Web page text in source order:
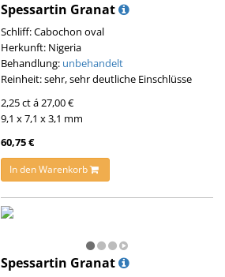
Spessartin Granat
Schliff: Cabochon oval
Herkunft: Nigeria
Behandlung: unbehandelt
Reinheit: sehr, sehr deutliche Einschlüsse
2,25 ct á 27,00 €
9,1 x 7,1 x 3,1 mm
60,75 €
In den Warenkorb
Spessartin Granat